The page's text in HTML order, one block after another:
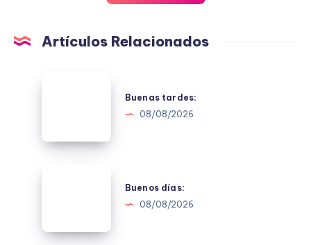
Artículos Relacionados
Buenas tardes:
08/08/2026
Buenos días:
08/08/2026